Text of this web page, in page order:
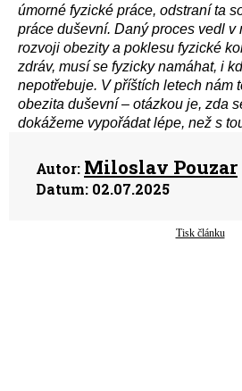
úmorné fyzické práce, odstraní ta
práce duševní. Daný proces vedl v
rozvoji obezity a poklesu fyzické
zdráv, musí se fyzicky namáhat, i
nepotřebuje. V příštích letech nám
obezita duševní – otázkou je, zda
dokážeme vypořádat lépe, než s
Autor: Miloslav Pouzar
Datum: 02.07.2025
Tisk článku